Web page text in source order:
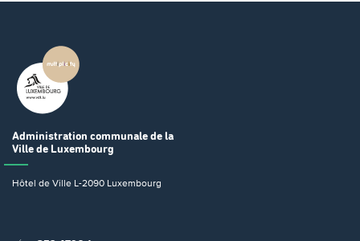
Administration communale de la
Ville de Luxembourg
Hôtel de Ville L-2090 Luxembourg